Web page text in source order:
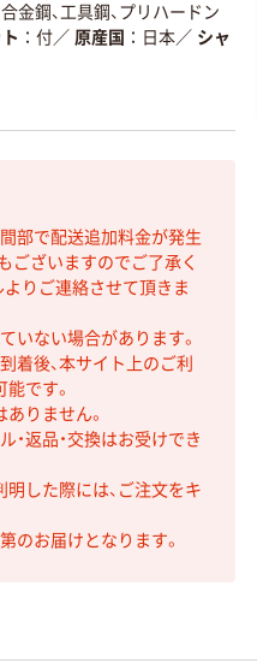
金鋼、工具鋼、プリハードン
付／ 原産国 日本／ シャ
間部で配送追加料金が発生
ございますのでご了承く
よりご連絡させて頂きま
いない場合があります。
着後、本サイト上のご利
です。
りません。
・返品・交換はお受けでき
した際には、ご注文をキ
のお届けとなります。